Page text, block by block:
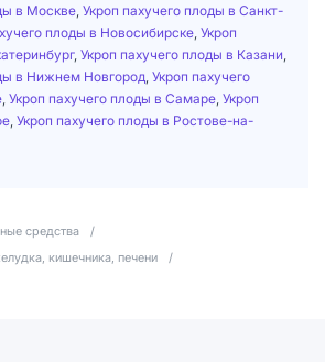
в Москве Укроп пахучего плоды в Санкт-
плоды в Новосибирске Укроп
, Укроп пахучего плоды в Казани
в Нижнем Новгород Укроп пахучего
Укроп пахучего плоды в Самаре Укроп
Укроп пахучего плоды в Ростове-на-
средства
/
кишечника, печени
/